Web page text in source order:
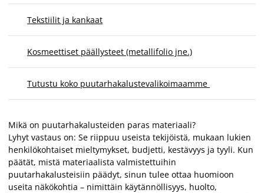
Tekstiilit ja kankaat
Kosmeettiset päällysteet (metallifolio jne.)
Tutustu koko puutarhakalustevalikoimaamme
Mikä on puutarhakalusteiden paras materiaali?
Lyhyt vastaus on: Se riippuu useista tekijöistä, mukaan lukien
henkilökohtaiset mieltymykset, budjetti, kestävyys ja tyyli. Kun
päätät, mistä materiaalista valmistettuihin
puutarhakalusteisiin päädyt, sinun tulee ottaa huomioon
useita näkökohtia – nimittäin käytännöllisyys, huolto,